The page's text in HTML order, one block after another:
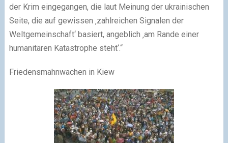
der Krim eingegangen, die laut Meinung der ukrainischen
Seite, die auf gewissen ‚zahlreichen Signalen der
Weltgemeinschaft‘ basiert, angeblich ‚am Rande einer
humanitären Katastrophe steht‘.“
Friedensmahnwachen in Kiew